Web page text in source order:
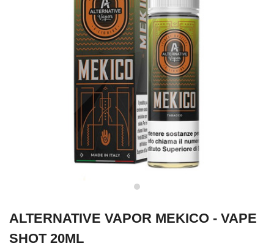
ALTERNATIVE VAPOR MEKICO - VAPE
SHOT 20ML